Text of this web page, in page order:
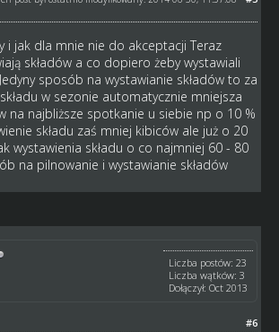
i jak dla mnie nie do akceptacji Teraz
składów a co dopiero żeby wystawiali
sposób na wystawianie składów to za
w sezonie automatycznie mniejsza
na najbliższe spotkanie u siebie np o 10 %
składu zaś mniej kibiców ale już o 20
wystawienia składu o co najmniej 60 - 80
na pilnowanie i wystawianie składów
Liczba postów: 23
Liczba wątków: 3
Dołączył: Oct 2013
#6